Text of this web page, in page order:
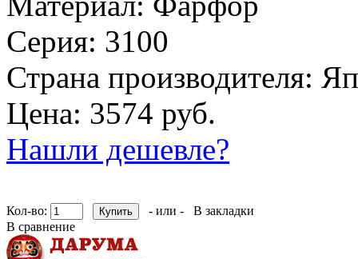
Серия: 3100
Страна производителя:
Цена: 3574 руб.
Нашли дешевле?
Кол-во: - или -
В закладки
В сравнение